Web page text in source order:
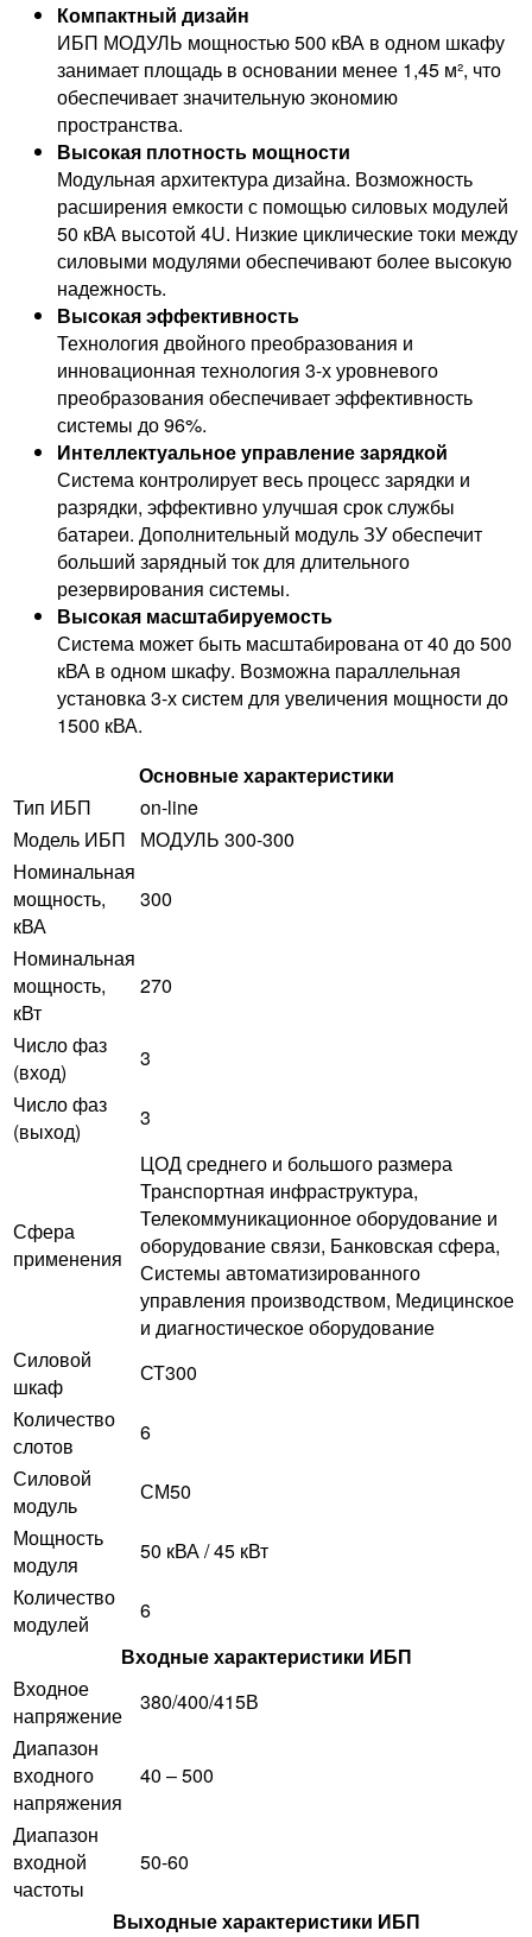
Компактный дизайн
ИБП МОДУЛЬ мощностью 500 кВА в одном шкафу
занимает площадь в основании менее 1,45 м², что
обеспечивает значительную экономию
пространства.
Высокая плотность мощности
Модульная архитектура дизайна. Возможность
расширения емкости с помощью силовых модулей
50 кВА высотой 4U. Низкие циклические токи между
силовыми модулями обеспечивают более высокую
надежность.
Высокая эффективность
Технология двойного преобразования и
инновационная технология 3-х уровневого
преобразования обеспечивает эффективность
системы до 96%.
Интеллектуальное управление зарядкой
Система контролирует весь процесс зарядки и
разрядки, эффективно улучшая срок службы
батареи. Дополнительный модуль ЗУ обеспечит
больший зарядный ток для длительного
резервирования системы.
Высокая масштабируемость
Система может быть масштабирована от 40 до 500
кВА в одном шкафу. Возможна параллельная
установка 3-х систем для увеличения мощности до
1500 кВА.
Основные характеристики
Тип ИБП
on-line
Модель ИБП
МОДУЛЬ 300-300
Номинальная
мощность,
кВА
300
Номинальная
мощность,
кВт
270
Число фаз
(вход)
3
Число фаз
(выход)
3
Сфера
применения
ЦОД среднего и большого размера
Транспортная инфраструктура,
Телекоммуникационное оборудование и
оборудование связи, Банковская сфера,
Системы автоматизированного
управления производством, Медицинское
и диагностическое оборудование
Силовой
шкаф
СТ300
Количество
слотов
6
Силовой
модуль
СМ50
Мощность
модуля
50 кВА / 45 кВт
Количество
модулей
6
Входные характеристики ИБП
Входное
напряжение
380/400/415В
Диапазон
входного
напряжения
40 – 500
Диапазон
входной
частоты
50-60
Выходные характеристики ИБП